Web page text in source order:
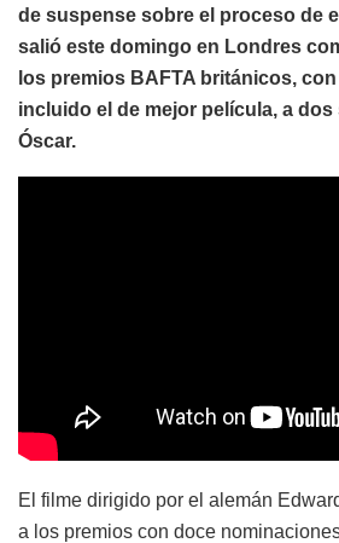
de suspense sobre el proceso de
salió este domingo en Londres
los premios BAFTA británicos,
incluido el de mejor película, a dos
Óscar.
El filme dirigido por el alemán
a los premios con doce